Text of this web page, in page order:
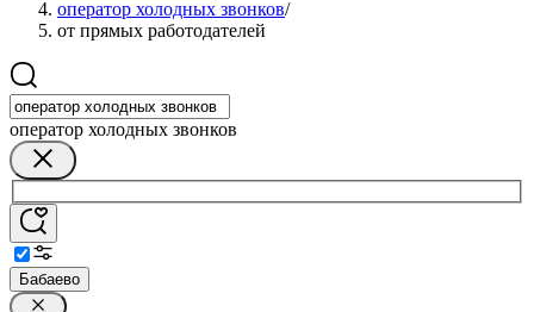
оператор холодных звонков/
от прямых работодателей
оператор холодных звонков
Бабаево